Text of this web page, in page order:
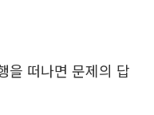
을 떠나면 문제의 답